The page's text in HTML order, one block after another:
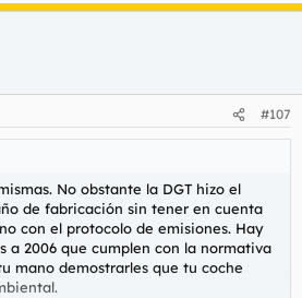
#107
No obstante la DGT hizo el
de fabricación sin tener en cuenta
con el protocolo de emisiones. Hay
a 2006 que cumplen con la normativa
mano demostrarles que tu coche